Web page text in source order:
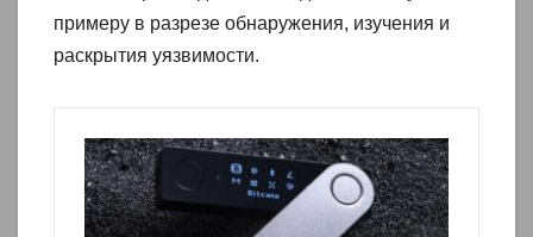
примеру в разрезе обнаружения, изучения и
раскрытия уязвимости.